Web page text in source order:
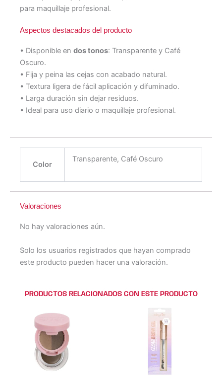
para maquillaje profesional.
Aspectos destacados del producto
• Disponible en dos tonos: Transparente y Café
Oscuro.
• Fija y peina las cejas con acabado natural.
• Textura ligera de fácil aplicación y difuminado.
• Larga duración sin dejar residuos.
• Ideal para uso diario o maquillaje profesional.
Color
Transparente, Café Oscuro
Valoraciones
No hay valoraciones aún.
Solo los usuarios registrados que hayan comprado
este producto pueden hacer una valoración.
PRODUCTOS RELACIONADOS CON ESTE PRODUCTO
producto
tiene
múltiples
variantes.
Las
producto
tiene
múltiples
variantes.
Las